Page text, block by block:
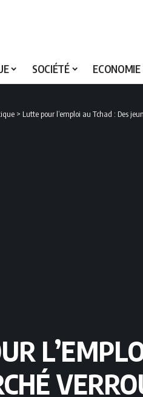
SOCIÉTÉ ECONOMIE
> Lutte pour l’emploi au Tchad : Des